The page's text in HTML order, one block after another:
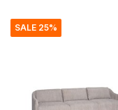
SALE 25%